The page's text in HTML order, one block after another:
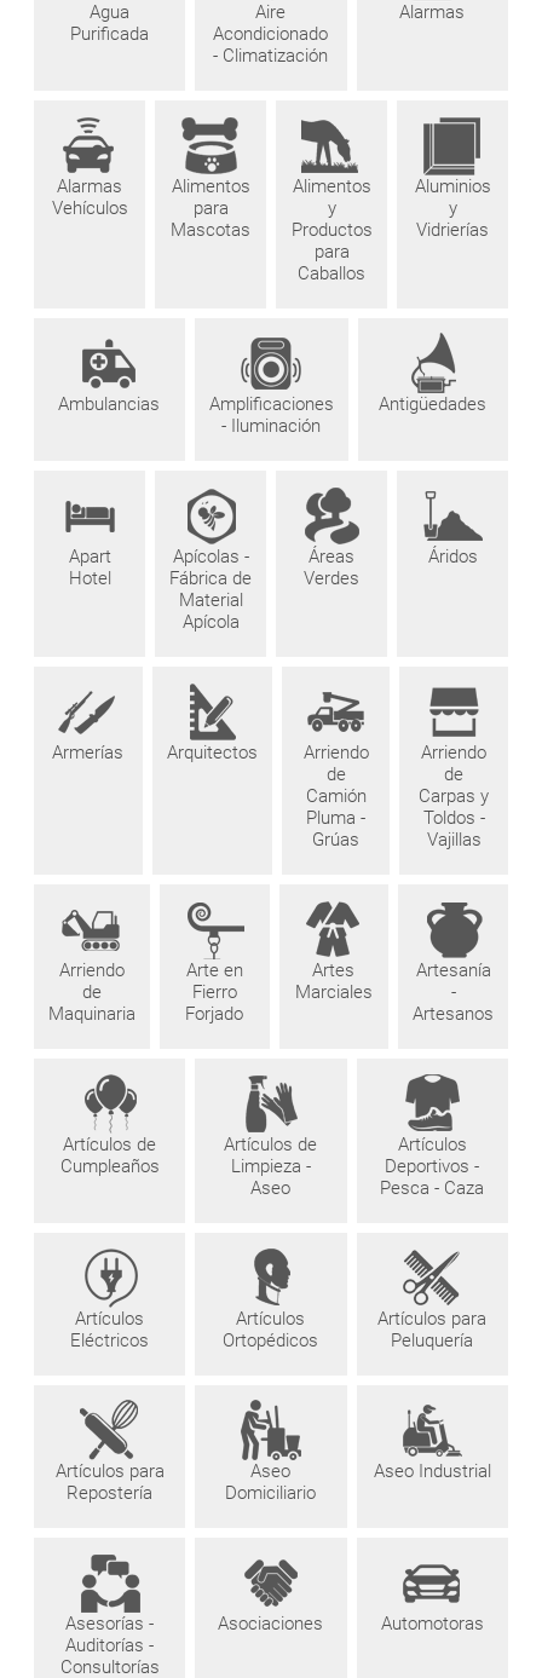
Agua
Purificada
Aire
Acondicionado
- Climatización
Alarmas
Alarmas
Vehículos
Alimentos
para
Mascotas
Alimentos
y
Productos
para
Caballos
Aluminios
y
Vidrierías
Ambulancias
Amplificaciones
- Iluminación
Antigüedades
Apart
Hotel
Apícolas -
Fábrica de
Material
Apícola
Áreas
Verdes
Áridos
Armerías Arquitectos
Arriendo
de
Camión
Pluma -
Grúas
Arriendo
de
Carpas y
Toldos -
Vajillas
Arriendo
de
Maquinaria
Arte en
Fierro
Forjado
Artes
Marciales
Artesanía
-
Artesanos
Artículos de
Cumpleaños
Artículos de
Limpieza -
Aseo
Artículos
Deportivos -
Pesca - Caza
Artículos
Eléctricos
Artículos
Ortopédicos
Artículos para
Peluquería
Artículos para
Repostería
Aseo
Domiciliario
Aseo Industrial
Asesorías -
Auditorías -
Consultorías
Asociaciones Automotoras